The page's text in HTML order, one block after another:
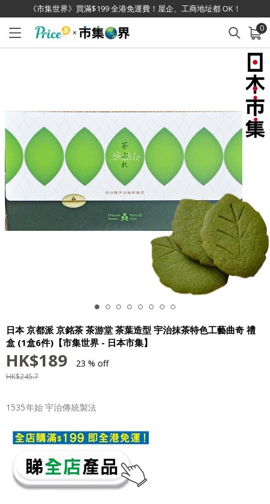
《市集世界》買滿$199 全港免運費！屋企、工商地址都 OK！
0
已加入購物車 查看
日本 京都派 京銘茶 茶游堂 茶葉造型 宇治抹茶特色工藝曲奇 禮
盒 (1盒6件)【市集世界 - 日本市集】
HK$189 23 % off
HK$245.7
1535年始 宇治傳統製法